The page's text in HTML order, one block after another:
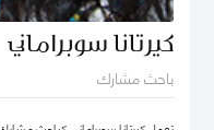
كيرتانا سوبراماني
باحث مشارك